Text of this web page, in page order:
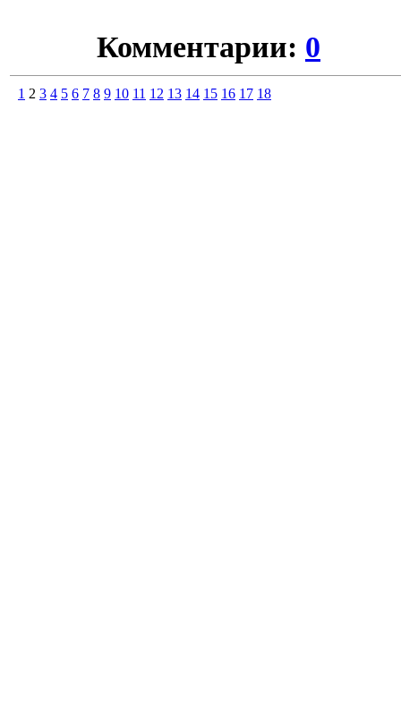
Комментарии: 0
1 2 3 4 5 6 7 8 9 10 11 12 13 14 15 16 17 18